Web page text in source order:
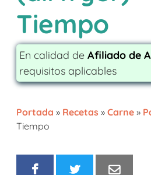
Tiempo
En calidad de Afiliado de
requisitos aplicables
Portada » Recetas » Carne »
Tiempo